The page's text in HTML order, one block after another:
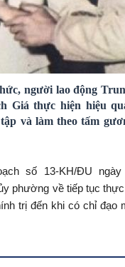
người lao động
Giá thực hiện hiệu
và làm theo tấm
số 13-KH/ĐU ngày
phường về tiếp tục
trị đến khi có chỉ đạo
đề năm 2024 – 2025.
kế học của ban